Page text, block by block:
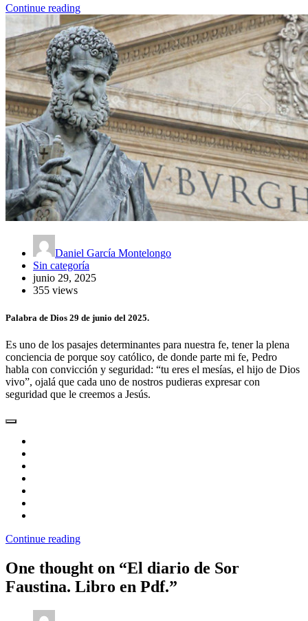
Continue reading
Daniel García Montelongo
Sin categoría
junio 29, 2025
355 views
Palabra de Dios 29 de junio del 2025.
Es uno de los pasajes determinantes para nuestra fe, tener la plena
conciencia de porque soy católico, de donde parte mi fe, Pedro
habla con convicción y seguridad: “tu eres el mesías, el hijo de Dios
vivo”, ojalá que cada uno de nostros pudieras expresar con
seguridad que le creemos a Jesús.
Continue reading
One thought on “El diario de Sor
Faustina. Libro en Pdf.”